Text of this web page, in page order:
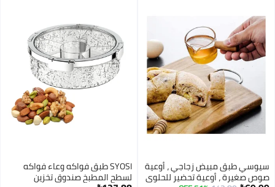
سيوسي طبق مبيض زجاجي ، أوعية
صوص صغيرة ، أوعية تحضير للحلوى
SYOSI طبق فواكه وعاء فواكه
لسطح المطبخ صندوق تخزين